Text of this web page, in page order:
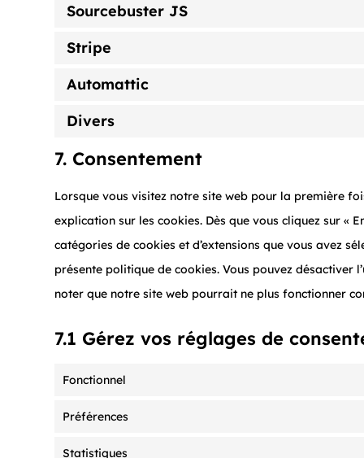
Sourcebuster JS
Stripe
Automattic
Divers
7. Consentement
Lorsque vous visitez notre site web pour la première
explication sur les cookies. Dès que vous cliquez sur «
catégories de cookies et d’extensions que vous avez
présente politique de cookies. Vous pouvez
noter que notre site web pourrait ne plus fonctionner
7.1 Gérez vos réglages de
Fonctionnel
Préférences
Statistiques